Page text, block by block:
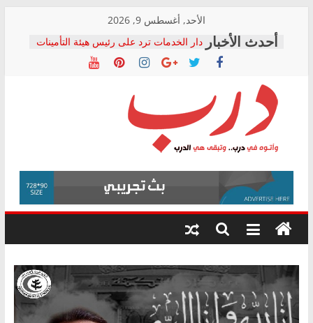
content
الأحد, أغسطس 9, 2026
دار الخدمات ترد على رئيس هيئة التأمينات
بعد مؤتمره الصحفي: إنكار الأزمة لا ينهي
معاناة أصحاب المعاشات.. ونطالب بكشف
فرحات سليمان يكتب: القطاع الصحي إلى
أين؟
حزب التحالف الشعبي يطلق لجنة “الحق
في الصحة” بالإسكندرية لرصد الانتهاكات
ودعم المرضى
الوزاري لمدينة الصحفيين.. وانتهاء أعمال
إنشاء المبنى الإداري
المجلس القومي لحقوق الإنسان يعلن
متابعة قضية الدكتور محمد زهران.. ويؤكد:
قرينة البراءة وضمانات المحاكمة العادلة
درب
وأتوه
درب..
وتبقى
هي